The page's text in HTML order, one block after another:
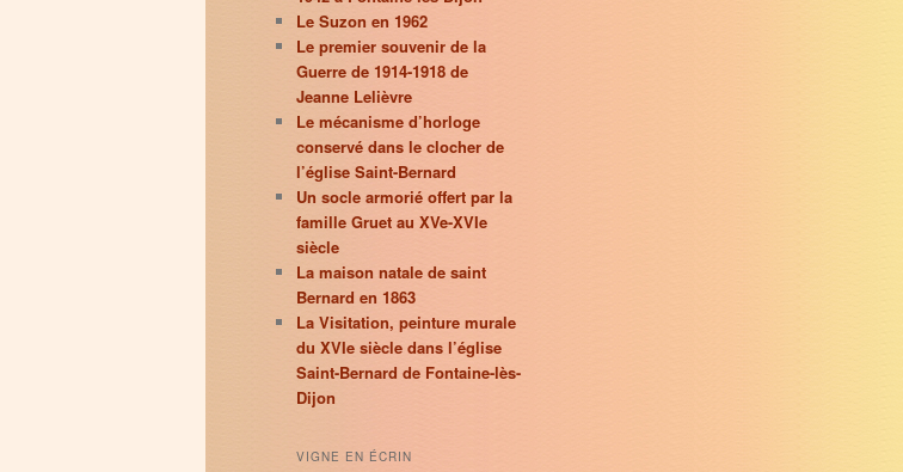
Le Suzon en 1962
Le premier souvenir de la
Guerre de 1914-1918 de
Jeanne Lelièvre
Le mécanisme d’horloge
conservé dans le clocher de
l’église Saint-Bernard
Un socle armorié offert par la
famille Gruet au XVe-XVIe
siècle
La maison natale de saint
Bernard en 1863
La Visitation, peinture murale
du XVIe siècle dans l’église
Saint-Bernard de Fontaine-lès-
Dijon
VIGNE EN ÉCRIN